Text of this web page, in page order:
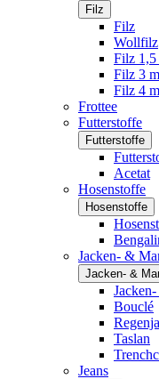
Filz
Filz
Wollfilz
Filz 1,5
Filz 3
Filz 4
Frottee
Futterstoffe
Futterstoffe
Acetat
Hosenstoffe
Hosenstoffe
Jacken- &
Jacken- &
Bouclé
Taslan
Jeans